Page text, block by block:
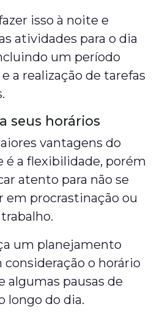
isso à noite e
atividades para o dia
um período
e a realização de tarefas
seus horários
vantagens do
é a flexibilidade, porém
atento para não se
em procrastinação ou
um planejamento
consideração o horário
algumas pausas de
longo do dia.